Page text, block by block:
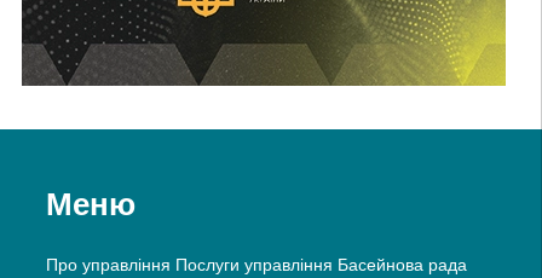
Меню
Про управління Послуги управління Басейнова рада